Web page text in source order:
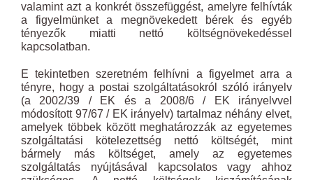
valamint azt a konkrét összefüggést, amelyre felhívták
a figyelmünket a megnövekedett bérek és egyéb
tényezők miatti nettó költségnövekedéssel
kapcsolatban.
E tekintetben szeretném felhívni a figyelmet arra a
tényre, hogy a postai szolgáltatásokról szóló irányelv
(a 2002/39 / EK és a 2008/6 / EK irányelvvel
módosított 97/67 / EK irányelv) tartalmaz néhány elvet,
amelyek többek között meghatározzák az egyetemes
szolgáltatási kötelezettség nettó költségét, mint
bármely más költséget, amely az egyetemes
szolgáltatás nyújtásával kapcsolatos vagy ahhoz